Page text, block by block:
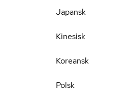
Japansk
Kinesisk
Koreansk
Polsk